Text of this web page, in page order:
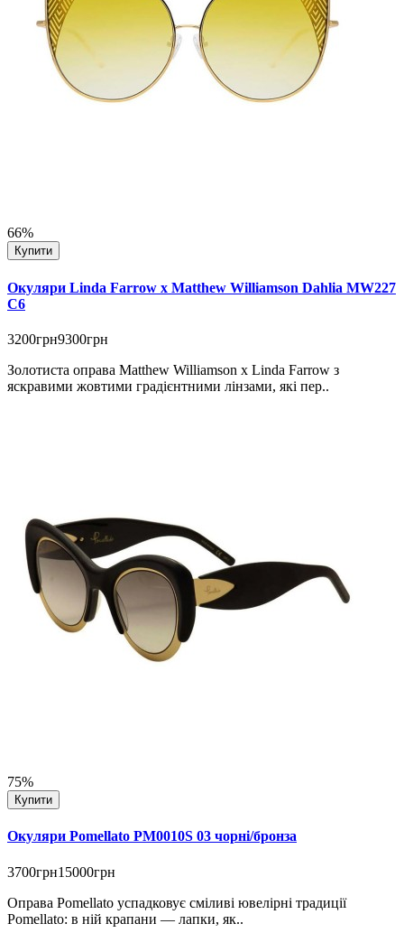
66%
Купити
Окуляри Linda Farrow x Matthew Williamson Dahlia MW227
C6
3200грн9300грн
Золотиста оправа Matthew Williamson x Linda Farrow з
яскравими жовтими градієнтними лінзами, які пер..
75%
Купити
Окуляри Pomellato PM0010S 03 чорні/бронза
3700грн15000грн
Оправа Pomellato успадковує сміливі ювелірні традиції
Pomellato: в ній крапани — лапки, як..